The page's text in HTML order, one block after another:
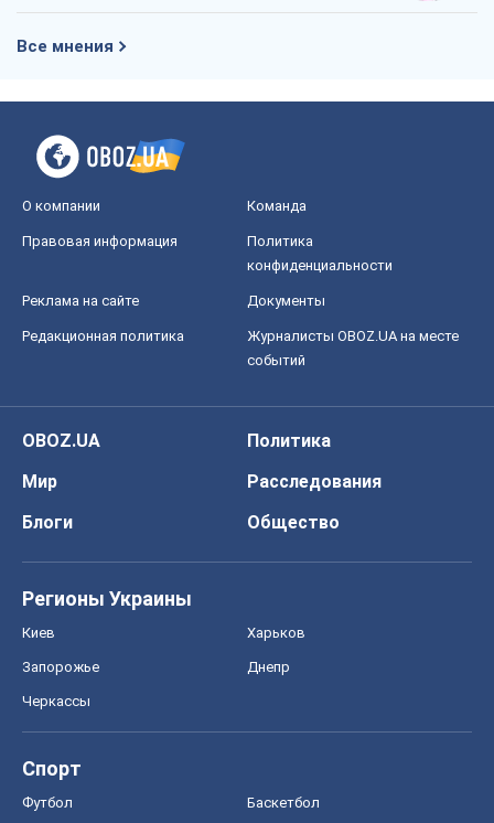
Все мнения
О компании Команда
Правовая информация
Политика
конфиденциальности
Реклама на сайте Документы
Редакционная политика
Журналисты OBOZ.UA на месте
событий
OBOZ.UA
Политика
Мир
Расследования
Блоги
Общество
Регионы Украины
Киев Харьков
Запорожье Днепр
Черкассы
Спорт
Футбол Баскетбол